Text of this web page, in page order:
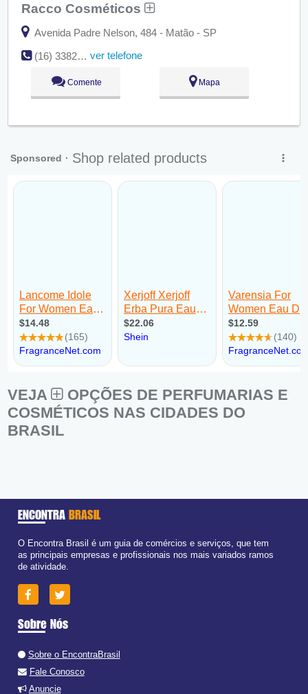
Racco Cosméticos
Avenida Padre Nelson, 484 - Matão - SP
(16) 3382-8111
ver telefone
Comente Mapa
VEJA
OPÇÕES DE PERFUMARIAS E
COSMÉTICOS NAS CIDADES DO
BRASIL
ENCONTRA BRASIL
O Encontra Brasil é um guia de comércios e serviços, que tem
as principais empresas e profissionais nos mais variados ramos
de atividade.
Sobre Nós
Sobre o EncontraBrasil
Fale Conosco
Anuncie